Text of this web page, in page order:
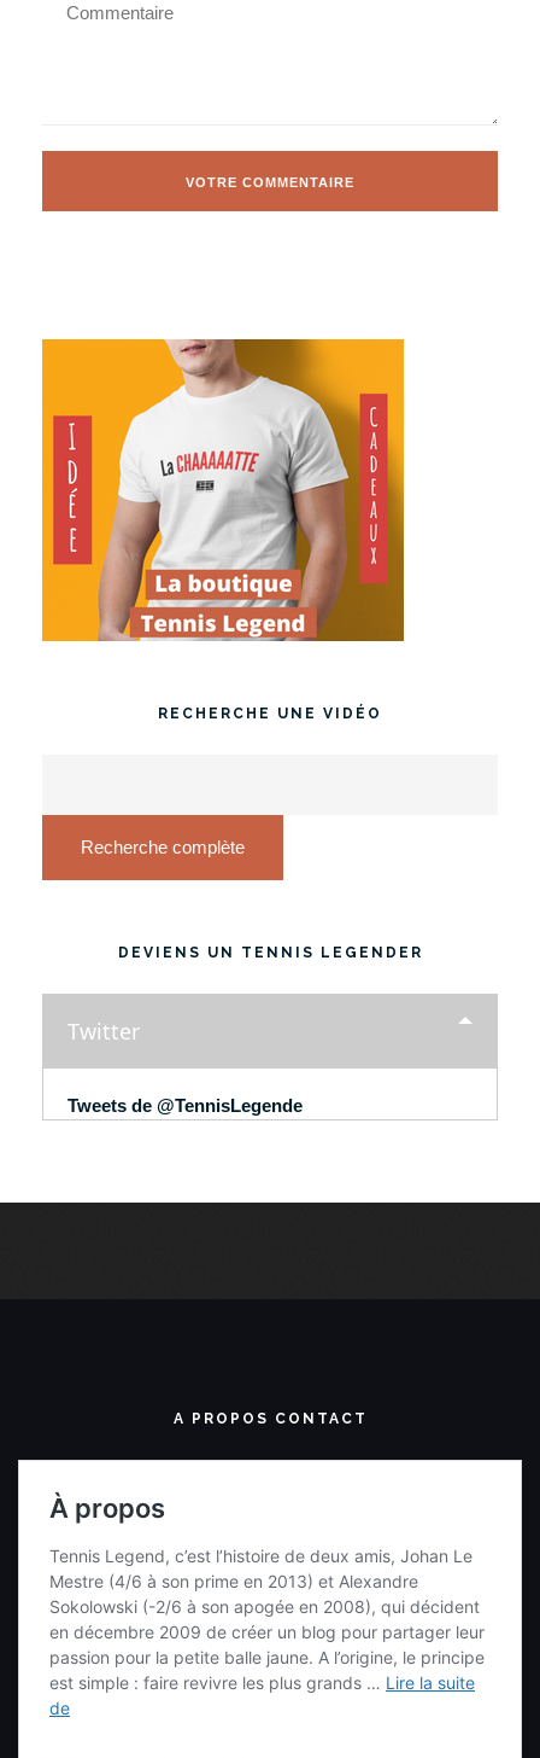
RECHERCHE UNE VIDÉO
Recherche complète
DEVIENS UN TENNIS LEGENDER
Twitter
Tweets de @TennisLegende
A PROPOS CONTACT